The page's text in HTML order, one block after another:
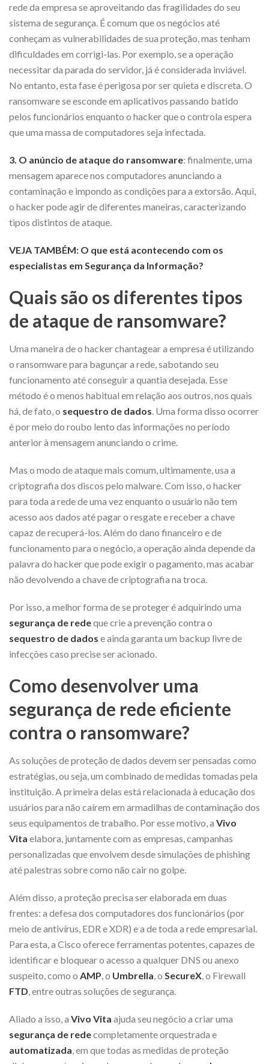
rede da empresa se aproveitando das fragilidades do seu
sistema de segurança. É comum que os negócios até
conheçam as vulnerabilidades de sua proteção, mas tenham
dificuldades em corrigi-las. Por exemplo, se a operação
necessitar da parada do servidor, já é considerada inviável.
No entanto, esta fase é perigosa por ser quieta e discreta. O
ransomware se esconde em aplicativos passando batido
pelos funcionários enquanto o hacker que o controla espera
que uma massa de computadores seja infectada.
3. O anúncio de ataque do ransomware: finalmente, uma
mensagem aparece nos computadores anunciando a
contaminação e impondo as condições para a extorsão. Aqui,
o hacker pode agir de diferentes maneiras, caracterizando
tipos distintos de ataque.
VEJA TAMBÉM: O que está acontecendo com os
especialistas em Segurança da Informação?
Quais são os diferentes tipos
de ataque de ransomware?
Uma maneira de o hacker chantagear a empresa é utilizando
o ransomware para bagunçar a rede, sabotando seu
funcionamento até conseguir a quantia desejada. Esse
método é o menos habitual em relação aos outros, nos quais
há, de fato, o sequestro de dados . Uma forma disso ocorrer
é por meio do roubo lento das informações no período
anterior à mensagem anunciando o crime.
Mas o modo de ataque mais comum, ultimamente, usa a
criptografia dos discos pelo malware. Com isso, o hacker
para toda a rede de uma vez enquanto o usuário não tem
acesso aos dados até pagar o resgate e receber a chave
capaz de recuperá-los. Além do dano financeiro e de
funcionamento para o negócio, a operação ainda depende da
palavra do hacker que pode exigir o pagamento, mas acabar
não devolvendo a chave de criptografia na troca.
Por isso, a melhor forma de se proteger é adquirindo uma
segurança de redeque crie a prevenção contra o
sequestro de dados e ainda garanta um backup livre de
infecções caso precise ser acionado.
Como desenvolver uma
segurança de rede eficiente
contra o ransomware?
As soluções de proteção de dados devem ser pensadas como
estratégias, ou seja, um combinado de medidas tomadas pela
instituição. A primeira delas está relacionada à educação dos
usuários para não caírem em armadilhas de contaminação dos
seus equipamentos de trabalho. Por esse motivo, a Vivo
Vita elabora, juntamente com as empresas, campanhas
personalizadas que envolvem desde simulações de phishing
até palestras sobre como não cair no golpe.
Além disso, a proteção precisa ser elaborada em duas
frentes: a defesa dos computadores dos funcionários (por
meio de antivírus, EDR e XDR) e a de toda a rede empresarial.
Para esta, a Cisco oferece ferramentas potentes, capazes de
identificar e bloquear o acesso a qualquer DNS ou anexo
suspeito, como o AMP , o Umbrella , o SecureX , o Firewall
FTD , entre outras soluções de segurança.
Aliado a isso, a Vivo Vita ajuda seu negócio a criar uma
segurança de redecompletamente orquestrada e
automatizada , em que todas as medidas de proteção